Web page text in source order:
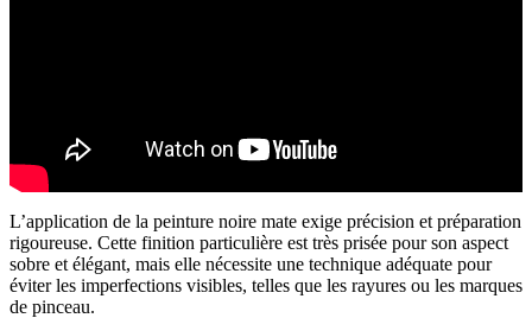
L’application de la peinture noire mate exige précision et préparation
rigoureuse. Cette finition particulière est très prisée pour son aspect
sobre et élégant, mais elle nécessite une technique adéquate pour
éviter les imperfections visibles, telles que les rayures ou les marques
de pinceau.